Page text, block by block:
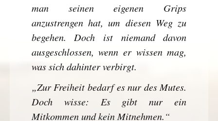
man seinen eigenen Grips
anzustrengen hat, um diesen Weg zu
begehen. Doch ist niemand davon
ausgeschlossen, wenn er wissen mag,
was sich dahinter verbirgt.
„Zur Freiheit bedarf es nur des Mutes.
Doch wisse: Es gibt nur ein
Mitkommen und kein Mitnehmen.“